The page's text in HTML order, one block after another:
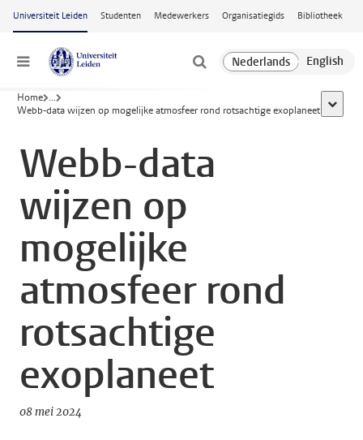
Ga naar hoofdinhoud
Universiteit Leiden Studenten Medewerkers Organisatiegids Bibliotheek
Menu
Home ...
Webb-data wijzen op mogelijke atmosfeer rond rotsachtige exoplaneet
toon
Webb-data
wijzen op
mogelijke
atmosfeer rond
rotsachtige
exoplaneet
08 mei 2024